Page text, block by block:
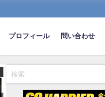
プロフィール 問い合わせ